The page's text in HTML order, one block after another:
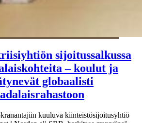
sijoitussalkussa
– koulut ja
globaalisti
kuuluva kiinteistösijoitusyhtiö